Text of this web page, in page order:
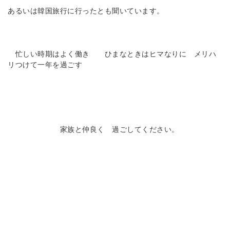
あるいは韓国旅行に行ったとも聞いています。
忙しい時期はよく働き ひまなときはヒマなりに メリハ
リつけて一年を過ごす
家族と仲良く 過ごしてください。